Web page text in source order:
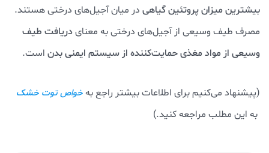
بیشترین میزان پروتئین گیاهی در میان آجیل‌های درختی هستند.
مصرف طیف وسیعی از آجیل‌های درختی به معنایدریافت طیف
وسیعی از مواد مغذی حمایت‌کننده از سیستم ایمنی بدن است.
(پیشنهاد می‌کنیم برای اطلاعات بیشتر راجع بهخواص توت خشک
به این مطلب مراجعه کنید.)